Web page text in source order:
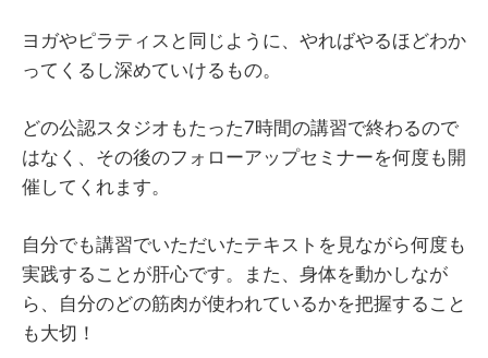
ヨガやピラティスと同じように、やればやるほどわか
ってくるし深めていけるもの。
どの公認スタジオもたった7時間の講習で終わるので
はなく、その後のフォローアップセミナーを何度も開
催してくれます。
自分でも講習でいただいたテキストを見ながら何度も
実践することが肝心です。また、身体を動かしなが
ら、自分のどの筋肉が使われているかを把握すること
も大切！